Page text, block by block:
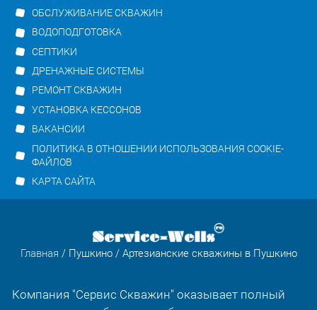
ОБСЛУЖИВАНИЕ СКВАЖИН
ВОДОПОДГОТОВКА
СЕПТИКИ
ДРЕНАЖНЫЕ СИСТЕМЫ
РЕМОНТ СКВАЖИН
УСТАНОВКА КЕССОНОВ
ВАКАНСИИ
ПОЛИТИКА В ОТНОШЕНИИ ИСПОЛЬЗОВАНИЯ COOKIE-
ФАЙЛОВ
КАРТА САЙТА
Главная / Пушкино/ Артезианские скважины в Пушкино
Компания "Сервис Скважин" оказывает полный